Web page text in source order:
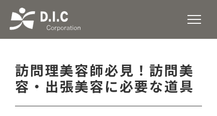
訪問理美容師必見！訪問美
容・出張美容に必要な道具